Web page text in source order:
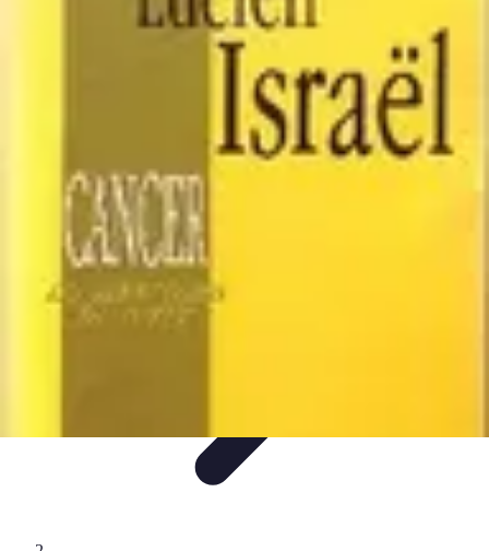
Stratégies d'Investissement
Gestion de
Conseils de gestionInvestissements